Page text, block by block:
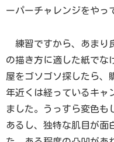
ーパーチャレンジをやっ
練習ですから、あまり
の描き方に適した紙でな
屋をゴソゴソ探したら、
年近くは経っているキャ
ました。うっすら変色も
あるし、独特な肌目が面